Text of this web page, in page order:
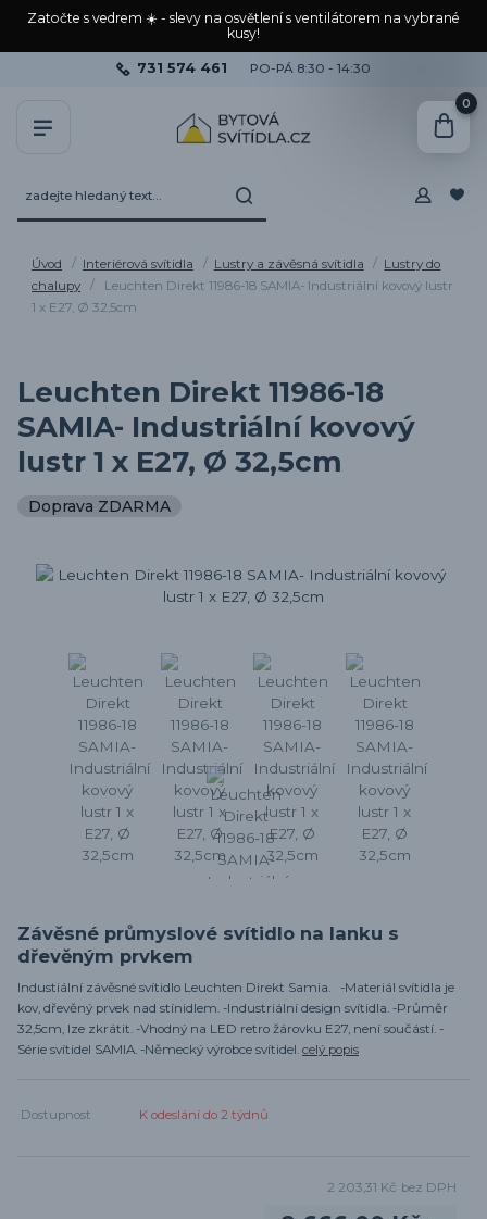
Zatočte s vedrem ☀️ - slevy na osvětlení s ventilátorem na vybrané
kusy!
731 574 461 PO-PÁ 8:30 - 14:30
0
Úvod Interiérová svítidla Lustry a závěsná svítidla
Lustry do
chalupy
Leuchten Direkt 11986-18 SAMIA- Industriální kovový lustr
1 x E27, Ø 32,5cm
Leuchten Direkt 11986-18
SAMIA- Industriální kovový
lustr 1 x E27, Ø 32,5cm
Doprava ZDARMA
Závěsné průmyslové svítidlo na lanku s
dřevěným prvkem
Industiální závěsné svítidlo Leuchten Direkt Samia. -Materiál svítidla je
kov, dřevěný prvek nad stínidlem. -Industriální design svítidla. -Průměr
32,5cm, lze zkrátit. -Vhodný na LED retro žárovku E27, není součástí. -
Série svítidel SAMIA. -Německý výrobce svítidel. celý popis
Dostupnost K odeslání do 2 týdnů
2 203,31 Kč bez DPH